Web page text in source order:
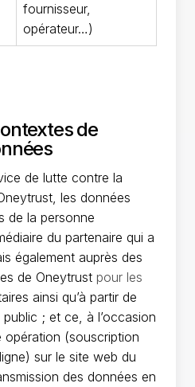
fournisseur,
opérateur…)
de
de lutte contre la
les données
de la personne
du partenaire qui a
également auprès des
de Oneytrust pour les
ainsi qu’à partir de
; et ce, à l’occasion
opération (souscription
sur le site web du
des données en